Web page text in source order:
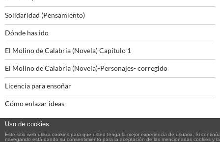
Solidaridad (Pensamiento)
Dónde has ido
El Molino de Calabria (Novela) Capítulo 1
El Molino de Calabria (Novela)-Personajes- corregido
Licencia para ensoñar
Cómo enlazar ideas
Uso de cookies
Este sitio web utiliza cookies para que usted tenga la mejor experiencia de usuario. Si
navegando está dando su consentimiento para la aceptación de las mencionadas cookies y la